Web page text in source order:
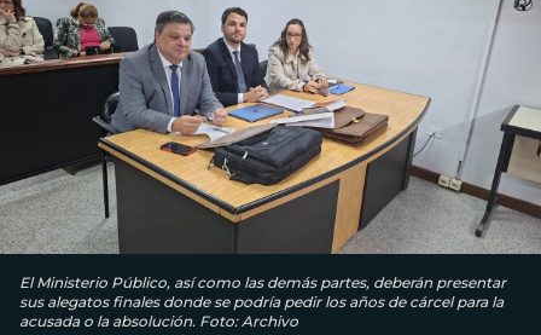
El Ministerio Público, así como las demás partes, deberán presentar
sus alegatos finales donde se podría pedir los años de cárcel para la
acusada o la absolución. Foto: Archivo